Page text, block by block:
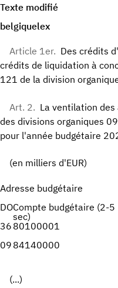
Texte modifié
belgiquelex
Article 1er. Des crédits
crédits de liquidation à
121 de la division
Art. 2. La ventilation
des divisions organiques
pour l'année budgétaire
(en milliers d'EUR)
Adresse budgétaire
DOCompte budgétaire (2-5
sec)
36 80100001
09 84140000
(...)